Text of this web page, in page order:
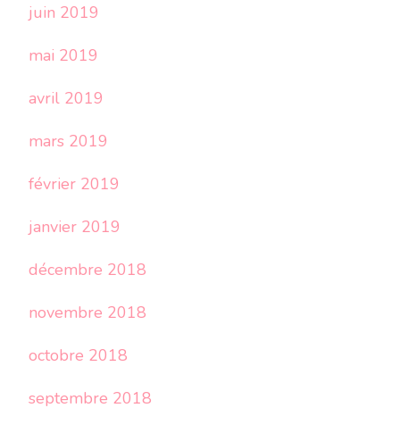
juin 2019
mai 2019
avril 2019
mars 2019
février 2019
janvier 2019
décembre 2018
novembre 2018
octobre 2018
septembre 2018